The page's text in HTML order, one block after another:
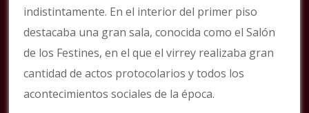
indistintamente. En el interior del primer piso
destacaba una gran sala, conocida como el Salón
de los Festines, en el que el virrey realizaba gran
cantidad de actos protocolarios y todos los
acontecimientos sociales de la época.